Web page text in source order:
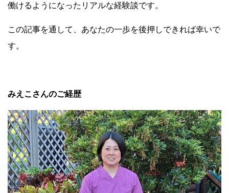
働けるようになったリアルな経験談です。
この記事を通して、あなたの一歩を後押しできれば幸いで
す。
みえこさんのご経歴